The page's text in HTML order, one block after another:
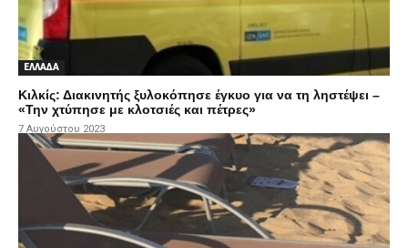
ΕΛΛΑΔΑ
Κιλκίς: Διακινητής ξυλοκόπησε έγκυο για να τη ληστέψει –
«Την χτύπησε με κλοτσιές και πέτρες»
7 Αυγούστου 2023